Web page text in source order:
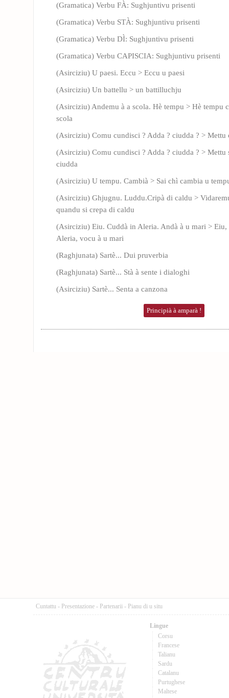
(Gramatica) Verbu FÀ: Sughjuntivu prisenti
(Gramatica) Verbu STÀ: Sughjuntivu prisenti
(Gramatica) Verbu DÌ: Sughjuntivu prisenti
(Gramatica) Verbu CAPISCIA: Sughjuntivu prisenti
(Asirciziu) U paesi. Eccu > Eccu u paesi
(Asirciziu) Un battellu > un battilluchju
(Asirciziu) Andemu à a scola. Hè tempu > Hè tempu
scola
(Asirciziu) Comu cundisci ? Adda ? ciudda ? > Mettu
(Asirciziu) Comu cundisci ? Adda ? ciudda ? > Mettu
ciudda
(Asirciziu) U tempu. Cambià > Sai chì cambia u
(Asirciziu) Ghjugnu. Luddu.Cripà di caldu >
quandu si crepa di caldu
(Asirciziu) Eiu. Cuddà in Aleria. Andà à u mari > Eiu,
Aleria, vocu à u mari
(Raghjunata) Sartè... Dui pruverbia
(Raghjunata) Sartè... Stà à sente i dialoghi
(Asirciziu) Sartè... Senta a canzona
Principià à amparà !
Cuntattu - Presentazione - Partenarii - Pianu di u situ
Lingue
Corsu
Francese
Talianu
Sardu
Catalanu
Purtughese
Maltese